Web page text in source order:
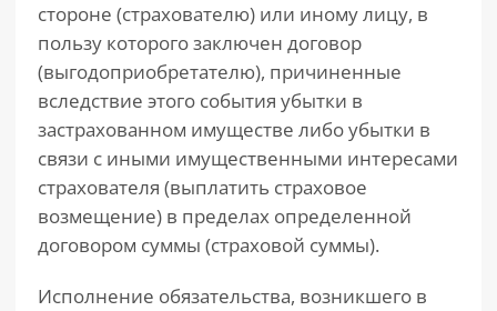
стороне (страхователю) или иному лицу, в
пользу которого заключен договор
(выгодоприобретателю), причиненные
вследствие этого события убытки в
застрахованном имуществе либо убытки в
связи с иными имущественными интересами
страхователя (выплатить страховое
возмещение) в пределах определенной
договором суммы (страховой суммы).
Исполнение обязательства, возникшего в